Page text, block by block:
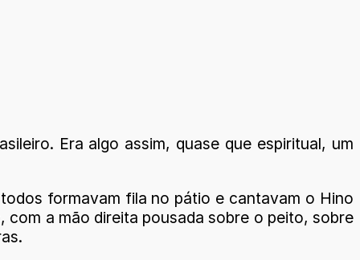
Era algo assim, quase que espiritual, um
formavam fila no pátio e cantavam o Hino
com a mão direita pousada sobre o peito, sobre